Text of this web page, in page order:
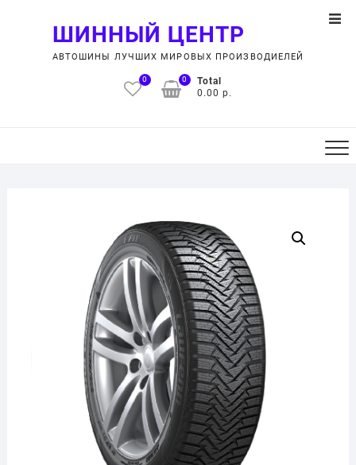
ШИННЫЙ ЦЕНТР
АВТОШИНЫ ЛУЧШИХ МИРОВЫХ ПРОИЗВОДИЕЛЕЙ
0
Total
0.00 р.
0